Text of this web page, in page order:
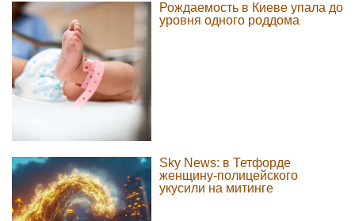
Рождаемость в Киеве упала до
уровня одного роддома
Sky News: в Тетфорде
женщину-полицейского
укусили на митинге